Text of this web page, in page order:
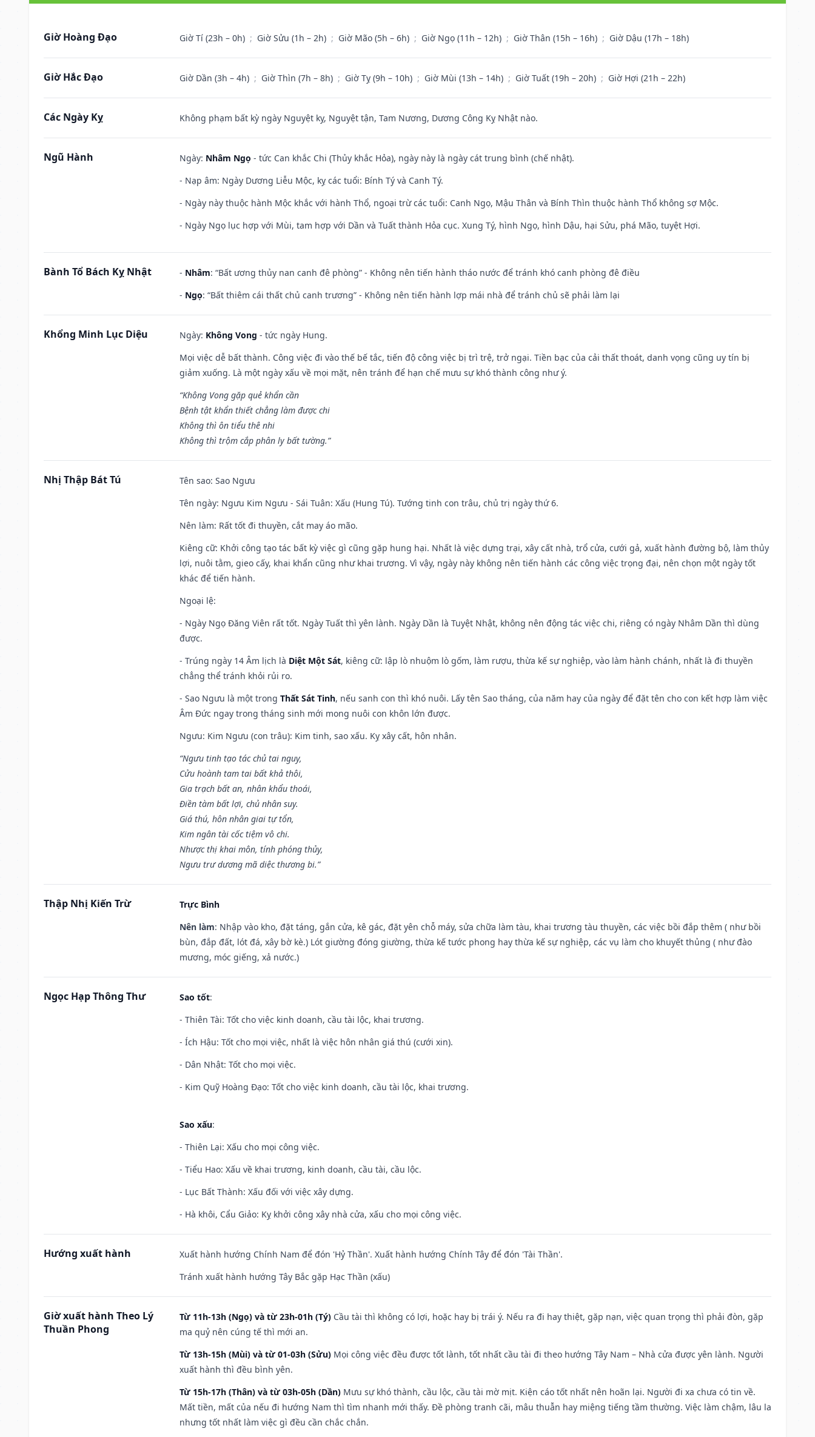
Giờ Hoàng Đạo Giờ Tí (23h – 0h) ; Giờ Sửu (1h – 2h) ; Giờ Mão (5h – 6h) ; Giờ Ngọ (11h – 12h) ; Giờ Thân (15h – 16h) ; Giờ Dậu (17h – 18h)
Giờ Hắc Đạo Giờ Dần (3h – 4h) ; Giờ Thìn (7h – 8h) ; Giờ Tỵ (9h – 10h) ; Giờ Mùi (13h – 14h) ; Giờ Tuất (19h – 20h) ; Giờ Hợi (21h – 22h)
Các Ngày Kỵ Không phạm bất kỳ ngày Nguyệt kỵ, Nguyệt tận, Tam Nương, Dương Công Kỵ Nhật nào.
Ngũ Hành Ngày: Nhâm Ngọ - tức Can khắc Chi (Thủy khắc Hỏa), ngày này là ngày cát trung bình (chế nhật).
- Nạp âm: Ngày Dương Liễu Mộc, kỵ các tuổi: Bính Tý và Canh Tý.
- Ngày này thuộc hành Mộc khắc với hành Thổ, ngoại trừ các tuổi: Canh Ngọ, Mậu Thân và Bính Thìn thuộc hành Thổ không sợ Mộc.
- Ngày Ngọ lục hợp với Mùi, tam hợp với Dần và Tuất thành Hỏa cục. Xung Tý, hình Ngọ, hình Dậu, hại Sửu, phá Mão, tuyệt Hợi.
Bành Tổ Bách Kỵ Nhật - Nhâm: “Bất ương thủy nan canh đê phòng” - Không nên tiến hành tháo nước để tránh khó canh phòng đê điều
- Ngọ: “Bất thiêm cái thất chủ canh trương” - Không nên tiến hành lợp mái nhà để tránh chủ sẽ phải làm lại
Khổng Minh Lục Diệu Ngày: Không Vong - tức ngày Hung.
Mọi việc dễ bất thành. Công việc đi vào thế bế tắc, tiến độ công việc bị trì trệ, trở ngại. Tiền bạc của cải thất thoát, danh vọng cũng uy tín bị
giảm xuống. Là một ngày xấu về mọi mặt, nên tránh để hạn chế mưu sự khó thành công như ý.
“Không Vong gặp quẻ khẩn cần
Bệnh tật khẩn thiết chẳng làm được chi
Không thì ôn tiểu thê nhi
Không thì trộm cắp phân ly bất tường.”
Nhị Thập Bát Tú Tên sao: Sao Ngưu
Tên ngày: Ngưu Kim Ngưu - Sái Tuân: Xấu (Hung Tú). Tướng tinh con trâu, chủ trị ngày thứ 6.
Nên làm: Rất tốt đi thuyền, cắt may áo mão.
Kiêng cữ: Khởi công tạo tác bất kỳ việc gì cũng gặp hung hại. Nhất là việc dựng trại, xây cất nhà, trổ cửa, cưới gả, xuất hành đường bộ, làm thủy
lợi, nuôi tằm, gieo cấy, khai khẩn cũng như khai trương. Vì vậy, ngày này không nên tiến hành các công việc trọng đại, nên chọn một ngày tốt
khác để tiến hành.
Ngoại lệ:
- Ngày Ngọ Đăng Viên rất tốt. Ngày Tuất thì yên lành. Ngày Dần là Tuyệt Nhật, không nên động tác việc chi, riêng có ngày Nhâm Dần thì dùng
được.
- Trúng ngày 14 Âm lịch là Diệt Một Sát, kiêng cữ: lập lò nhuộm lò gốm, làm rượu, thừa kế sự nghiệp, vào làm hành chánh, nhất là đi thuyền
chẳng thể tránh khỏi rủi ro.
- Sao Ngưu là một trong Thất Sát Tinh, nếu sanh con thì khó nuôi. Lấy tên Sao tháng, của năm hay của ngày để đặt tên cho con kết hợp làm việc
Âm Đức ngay trong tháng sinh mới mong nuôi con khôn lớn được.
Ngưu: Kim Ngưu (con trâu): Kim tinh, sao xấu. Kỵ xây cất, hôn nhân.
“Ngưu tinh tạo tác chủ tai nguy,
Cửu hoành tam tai bất khả thôi,
Gia trạch bất an, nhân khẩu thoái,
Điền tàm bất lợi, chủ nhân suy.
Giá thú, hôn nhân giai tự tổn,
Kim ngân tài cốc tiệm vô chi.
Nhược thị khai môn, tính phóng thủy,
Ngưu trư dương mã diệc thương bi.”
Thập Nhị Kiến Trừ
Trực Bình
Nên làm: Nhập vào kho, đặt táng, gắn cửa, kê gác, đặt yên chỗ máy, sửa chữa làm tàu, khai trương tàu thuyền, các việc bồi đắp thêm ( như bồi
bùn, đắp đất, lót đá, xây bờ kè.) Lót giường đóng giường, thừa kế tước phong hay thừa kế sự nghiệp, các vụ làm cho khuyết thủng ( như đào
mương, móc giếng, xả nước.)
Ngọc Hạp Thông Thư Sao tốt:
- Thiên Tài: Tốt cho việc kinh doanh, cầu tài lộc, khai trương.
- Ích Hậu: Tốt cho mọi việc, nhất là việc hôn nhân giá thú (cưới xin).
- Dân Nhật: Tốt cho mọi việc.
- Kim Quỹ Hoàng Đạo: Tốt cho việc kinh doanh, cầu tài lộc, khai trương.
Sao xấu:
- Thiên Lại: Xấu cho mọi công việc.
- Tiểu Hao: Xấu về khai trương, kinh doanh, cầu tài, cầu lộc.
- Lục Bất Thành: Xấu đối với việc xây dựng.
- Hà khôi, Cẩu Giảo: Kỵ khởi công xây nhà cửa, xấu cho mọi công việc.
Hướng xuất hành
Xuất hành hướng Chính Nam để đón 'Hỷ Thần'. Xuất hành hướng Chính Tây để đón 'Tài Thần'.
Tránh xuất hành hướng Tây Bắc gặp Hạc Thần (xấu)
Giờ xuất hành Theo Lý
Thuần Phong
Từ 11h-13h (Ngọ) và từ 23h-01h (Tý) Cầu tài thì không có lợi, hoặc hay bị trái ý. Nếu ra đi hay thiệt, gặp nạn, việc quan trọng thì phải đòn, gặp
ma quỷ nên cúng tế thì mới an.
Từ 13h-15h (Mùi) và từ 01-03h (Sửu) Mọi công việc đều được tốt lành, tốt nhất cầu tài đi theo hướng Tây Nam – Nhà cửa được yên lành. Người
xuất hành thì đều bình yên.
Từ 15h-17h (Thân) và từ 03h-05h (Dần) Mưu sự khó thành, cầu lộc, cầu tài mờ mịt. Kiện cáo tốt nhất nên hoãn lại. Người đi xa chưa có tin về.
Mất tiền, mất của nếu đi hướng Nam thì tìm nhanh mới thấy. Đề phòng tranh cãi, mâu thuẫn hay miệng tiếng tầm thường. Việc làm chậm, lâu la
nhưng tốt nhất làm việc gì đều cần chắc chắn.